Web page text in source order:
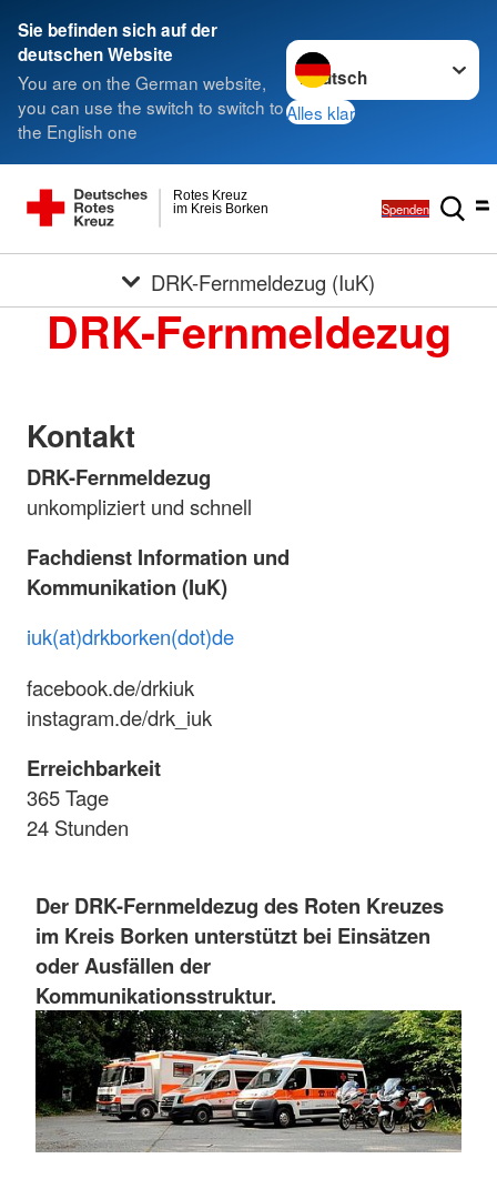
Sie befinden sich auf der
deutschen Website
You are on the German website,
you can use the switch to switch to
the English one
Sprache wechseln zu
Alles klar
im Kreis Borken
Rotes Kreuz
Spenden
DRK-Fernmeldezug (IuK)
DRK-Fernmeldezug
Kontakt
DRK-Fernmeldezug
unkompliziert und schnell
Fachdienst Information und
Kommunikation (IuK)
iuk(at)drkborken(dot)de
facebook.de/drkiuk
instagram.de/drk_iuk
Erreichbarkeit
365 Tage
24 Stunden
Der DRK-Fernmeldezug des Roten Kreuzes
im Kreis Borken unterstützt bei Einsätzen
oder Ausfällen der
Kommunikationsstruktur.